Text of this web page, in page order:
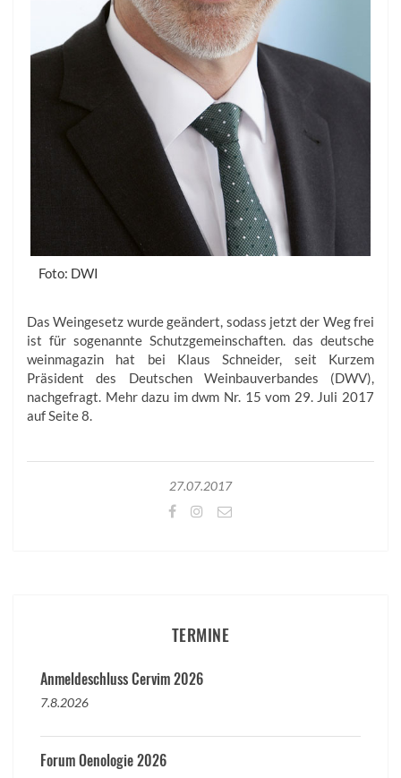
Foto: DWI
Das Weingesetz wurde geändert, sodass jetzt der Weg frei
ist für sogenannte Schutzgemeinschaften. das deutsche
weinmagazin hat bei Klaus Schneider, seit Kurzem
Präsident des Deutschen Weinbauverbandes (DWV),
nachgefragt. Mehr dazu im dwm Nr. 15 vom 29. Juli 2017
auf Seite 8.
27.07.2017
TERMINE
Anmeldeschluss Cervim 2026
7.8.2026
Forum Oenologie 2026